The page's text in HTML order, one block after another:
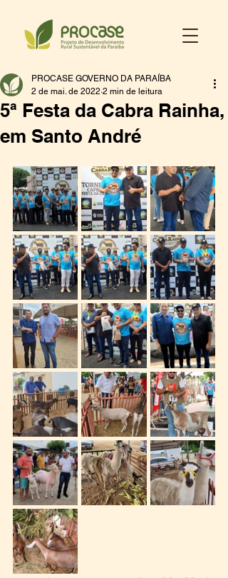
5ª Festa da Cabra Rainha,
em Santo André
PROCASE GOVERNO DA PARAÍBA
2 de mai. de 2022 2 min de leitura